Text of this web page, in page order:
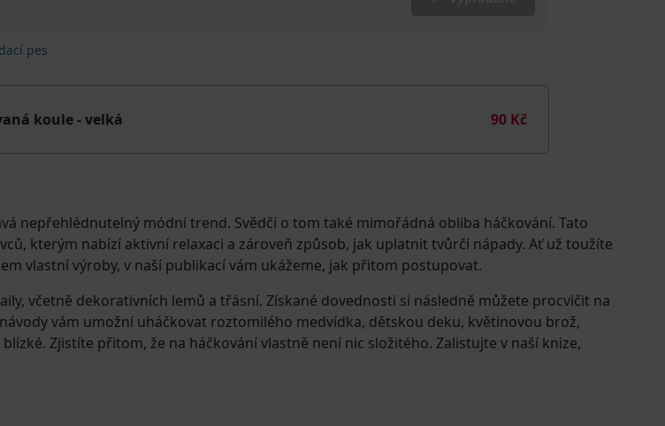
pes
koule - velká 90 Kč
nepřehlédnutelný módní trend. Svědčí o tom také mimořádná obliba háčkování. Tato
kterým nabízí aktivní relaxaci a zároveň způsob, jak uplatnit tvůrčí nápady. Ať už toužíte
vlastní výroby, v naší publikací vám ukážeme, jak přitom postupovat.
včetně dekorativních lemů a třásní. Získané dovednosti si následně můžete procvičit na
vám umožní uháčkovat roztomilého medvídka, dětskou deku, květinovou brož,
Zjistíte přitom, že na háčkování vlastně není nic složitého. Zalistujte v naší knize,